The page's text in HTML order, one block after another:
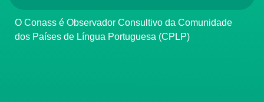
O Conass é Observador Consultivo da Comunidade
dos Países de Língua Portuguesa (CPLP)